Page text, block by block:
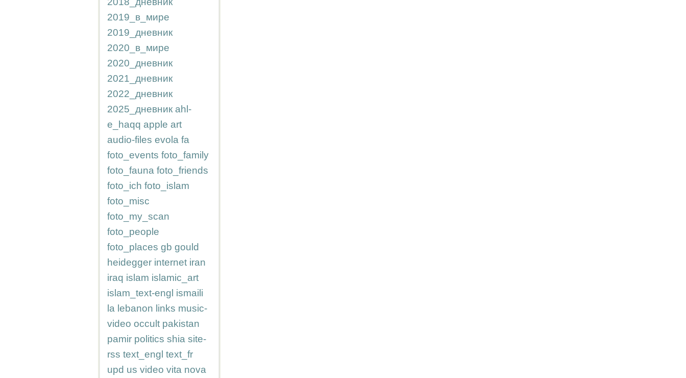
2019_в_мире
2019_дневник
2020_в_мире
2020_дневник
2021_дневник
2022_дневник
2025_дневник ahl-
e_haqq apple art
audio-files evola fa
foto_events foto_family
foto_fauna foto_friends
foto_ich foto_islam
foto_misc
foto_my_scan
foto_people
foto_places gb gould
heidegger internet iran
iraq islam islamic_art
islam_text-engl ismaili
la lebanon links music-
video occult pakistan
pamir politics shia site-
rss text_engl text_fr
upd us video vita nova